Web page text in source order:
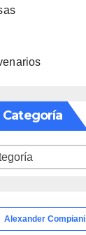
Alexander Compiani